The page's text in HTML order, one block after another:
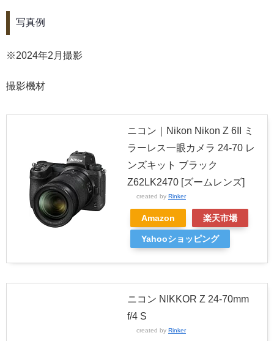
写真例
※2024年2月撮影
撮影機材
ニコン｜Nikon Nikon Z 6II ミ
ラーレス一眼カメラ 24-70 レ
ンズキット ブラック
Z62LK2470 [ズームレンズ]
created by Rinker
Amazon 楽天市場
Yahooショッピング
ニコン NIKKOR Z 24-70mm
f/4 S
created by Rinker